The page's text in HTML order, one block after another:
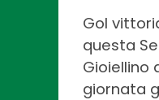
Gol
questa
Gioiellino
giornata